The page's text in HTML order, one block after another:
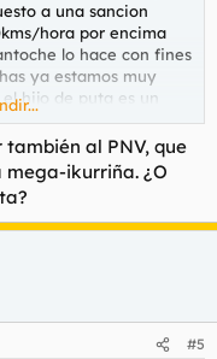
a una sancion
hora por encima
lo hace con fines
ya estamos muy
hijo de puta es un
incluidos.
también al PNV, que
mega-ikurriña. ¿O
#5